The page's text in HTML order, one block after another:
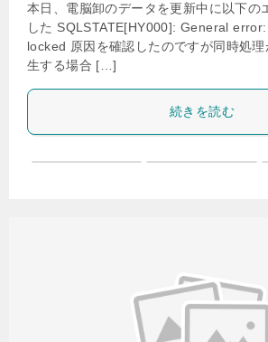
本日、電脳卸のデータを更新中に以下の
した SQLSTATE[HY000]: General
locked 原因を確認したのですが同時処
生する場合 […]
続きを読む